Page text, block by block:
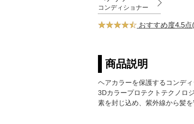
コンディショナー
おすすめ度4.5
商品説明
ヘアカラーを保護するコンディ
3Dカラープロテクトテクノロ
素を封じ込め、紫外線から髪を